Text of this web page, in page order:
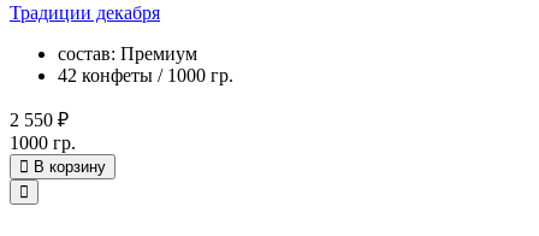
Традиции декабря
состав: Премиум
42 конфеты / 1000 гр.
2 550 ₽
1000 гр.
В корзину